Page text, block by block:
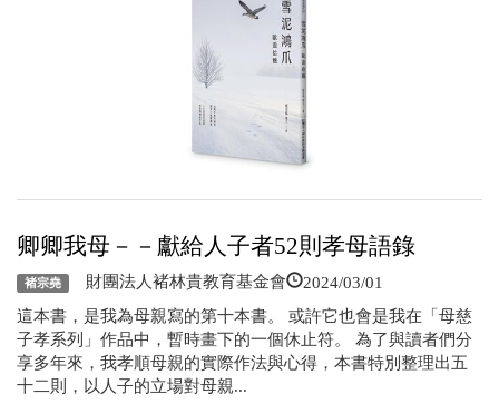
卿卿我母－－獻給人子者52則孝母語錄
褚宗堯 財團法人褚林貴教育基金會 2024/03/01
這本書，是我為母親寫的第十本書。 或許它也會是我在「母慈
子孝系列」作品中，暫時畫下的一個休止符。 為了與讀者們分
享多年來，我孝順母親的實際作法與心得，本書特別整理出五
十二則，以人子的立場對母親...